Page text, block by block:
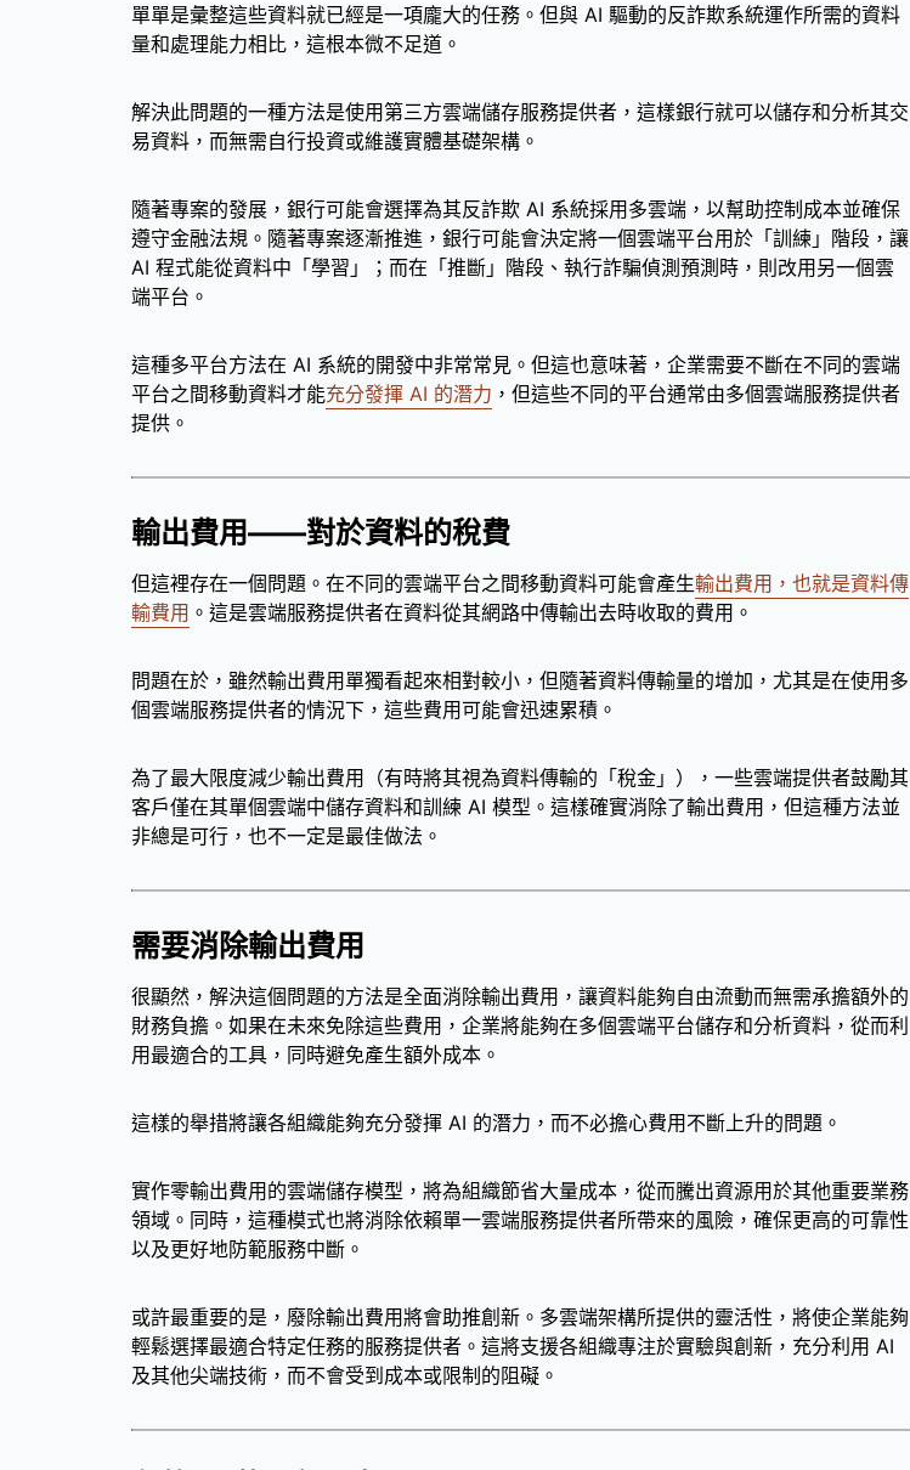
單單是彙整這些資料就已經是一項龐大的任務。但與 AI 驅動的反詐欺系統運作所需的資料
量和處理能力相比，這根本微不足道。
解決此問題的一種方法是使用第三方雲端儲存服務提供者，這樣銀行就可以儲存和分析其交
易資料，而無需自行投資或維護實體基礎架構。
隨著專案的發展，銀行可能會選擇為其反詐欺 AI 系統採用多雲端，以幫助控制成本並確保
遵守金融法規。隨著專案逐漸推進，銀行可能會決定將一個雲端平台用於「訓練」階段，讓
AI 程式能從資料中「學習」；而在「推斷」階段、執行詐騙偵測預測時，則改用另一個雲
端平台。
這種多平台方法在 AI 系統的開發中非常常見。但這也意味著，企業需要不斷在不同的雲端
平台之間移動資料才能充分發揮 AI 的潛力 ，但這些不同的平台通常由多個雲端服務提供者
提供。
輸出費用——對於資料的稅費
但這裡存在一個問題。在不同的雲端平台之間移動資料可能會產生輸出費用，也就是資料傳
輸費用 。這是雲端服務提供者在資料從其網路中傳輸出去時收取的費用。
問題在於，雖然輸出費用單獨看起來相對較小，但隨著資料傳輸量的增加，尤其是在使用多
個雲端服務提供者的情況下，這些費用可能會迅速累積。
為了最大限度減少輸出費用（有時將其視為資料傳輸的「稅金」），一些雲端提供者鼓勵其
客戶僅在其單個雲端中儲存資料和訓練 AI 模型。這樣確實消除了輸出費用，但這種方法並
非總是可行，也不一定是最佳做法。
需要消除輸出費用
很顯然，解決這個問題的方法是全面消除輸出費用，讓資料能夠自由流動而無需承擔額外的
財務負擔。如果在未來免除這些費用，企業將能夠在多個雲端平台儲存和分析資料，從而利
用最適合的工具，同時避免產生額外成本。
這樣的舉措將讓各組織能夠充分發揮 AI 的潛力，而不必擔心費用不斷上升的問題。
實作零輸出費用的雲端儲存模型，將為組織節省大量成本，從而騰出資源用於其他重要業務
領域。同時，這種模式也將消除依賴單一雲端服務提供者所帶來的風險，確保更高的可靠性
以及更好地防範服務中斷。
或許最重要的是，廢除輸出費用將會助推創新。多雲端架構所提供的靈活性，將使企業能夠
輕鬆選擇最適合特定任務的服務提供者。這將支援各組織專注於實驗與創新，充分利用 AI
及其他尖端技術，而不會受到成本或限制的阻礙。